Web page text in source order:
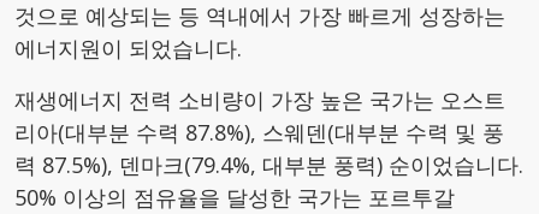
것으로 예상되는 등 역내에서 가장 빠르게 성장하는
에너지원이 되었습니다.
재생에너지 전력 소비량이 가장 높은 국가는 오스트
리아(대부분 수력 87.8%), 스웨덴(대부분 수력 및 풍
력 87.5%), 덴마크(79.4%, 대부분 풍력) 순이었습니다.
50% 이상의 점유율을 달성한 국가는 포르투갈